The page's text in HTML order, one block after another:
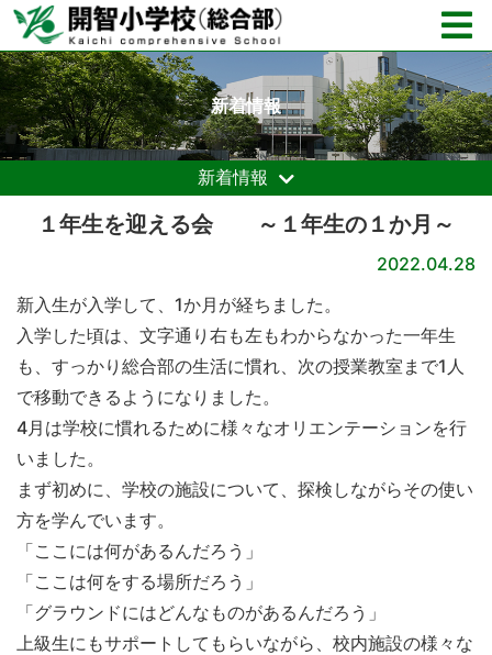
新着情報
新着情報
１年生を迎える会 ～１年生の１か月～
2022.04.28
新入生が入学して、1か月が経ちました。
入学した頃は、文字通り右も左もわからなかった一年生
も、すっかり総合部の生活に慣れ、次の授業教室まで1人
で移動できるようになりました。
4月は学校に慣れるために様々なオリエンテーションを行
いました。
まず初めに、学校の施設について、探検しながらその使い
方を学んでいます。
「ここには何があるんだろう」
「ここは何をする場所だろう」
「グラウンドにはどんなものがあるんだろう」
上級生にもサポートしてもらいながら、校内施設の様々な